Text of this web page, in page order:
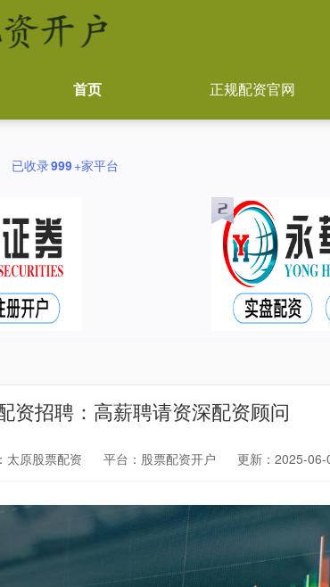
首页 正规配资官网
已收录999+家平台
资招聘：高薪聘请资深配资顾问
太原股票配资 平台：股票配资开户 更新：2025-